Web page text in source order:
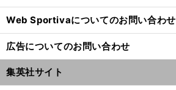
Web Sportivaについてのお問い合わせ
広告についてのお問い合わせ
集英社サイト